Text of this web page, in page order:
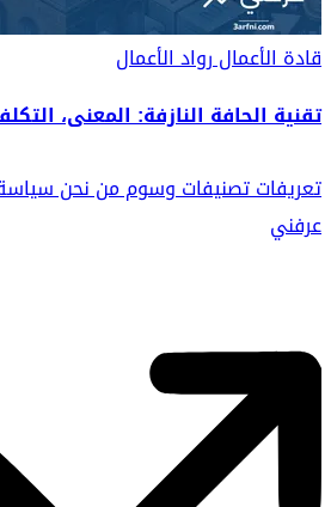
قادة الأعمالرواد الأعمال
تقنية الحافة النازفة: المعنى،
تعريفاتتصنيفاتوسوممن نحن
عرفني